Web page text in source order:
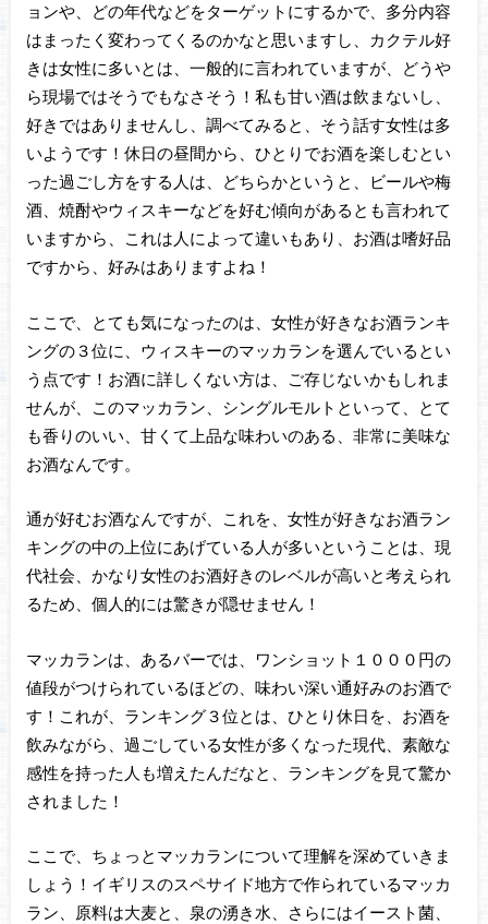
ョンや、どの年代などをターゲットにするかで、多分内容
はまったく変わってくるのかなと思いますし、カクテル好
きは女性に多いとは、一般的に言われていますが、どうや
ら現場ではそうでもなさそう！私も甘い酒は飲まないし、
好きではありませんし、調べてみると、そう話す女性は多
いようです！休日の昼間から、ひとりでお酒を楽しむとい
った過ごし方をする人は、どちらかというと、ビールや梅
酒、焼酎やウィスキーなどを好む傾向があるとも言われて
いますから、これは人によって違いもあり、お酒は嗜好品
ですから、好みはありますよね！
ここで、とても気になったのは、女性が好きなお酒ランキ
ングの３位に、ウィスキーのマッカランを選んでいるとい
う点です！お酒に詳しくない方は、ご存じないかもしれま
せんが、このマッカラン、シングルモルトといって、とて
も香りのいい、甘くて上品な味わいのある、非常に美味な
お酒なんです。
通が好むお酒なんですが、これを、女性が好きなお酒ラン
キングの中の上位にあげている人が多いということは、現
代社会、かなり女性のお酒好きのレベルが高いと考えられ
るため、個人的には驚きが隠せません！
マッカランは、あるバーでは、ワンショット１０００円の
値段がつけられているほどの、味わい深い通好みのお酒で
す！これが、ランキング３位とは、ひとり休日を、お酒を
飲みながら、過ごしている女性が多くなった現代、素敵な
感性を持った人も増えたんだなと、ランキングを見て驚か
されました！
ここで、ちょっとマッカランについて理解を深めていきま
しょう！イギリスのスペサイド地方で作られているマッカ
ラン、原料は大麦と、泉の湧き水、さらにはイースト菌、